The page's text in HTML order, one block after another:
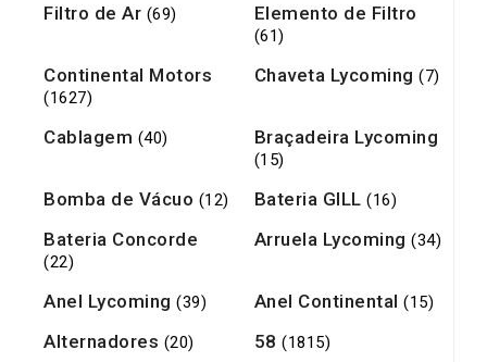
Filtro de Ar (69) Elemento de Filtro
(61)
Continental Motors
(1627)
Chaveta Lycoming (7)
Cablagem (40) Braçadeira Lycoming
(15)
Bomba de Vácuo (12) Bateria GILL (16)
Bateria Concorde
(22)
Arruela Lycoming (34)
Anel Lycoming (39) Anel Continental (15)
Alternadores (20) 58 (1815)